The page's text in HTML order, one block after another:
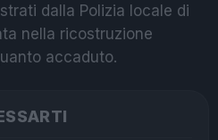
dalla Polizia locale di
nella ricostruzione
accaduto.